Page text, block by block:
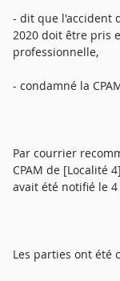
- dit que l'accident
2020 doit être pris
professionnelle,
- condamné la
Par courrier
CPAM de [Localité
avait été notifié le
Les parties ont été